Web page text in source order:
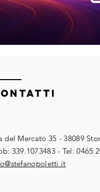
del Mercato 35 - 38089
339.1073483 - Tel: